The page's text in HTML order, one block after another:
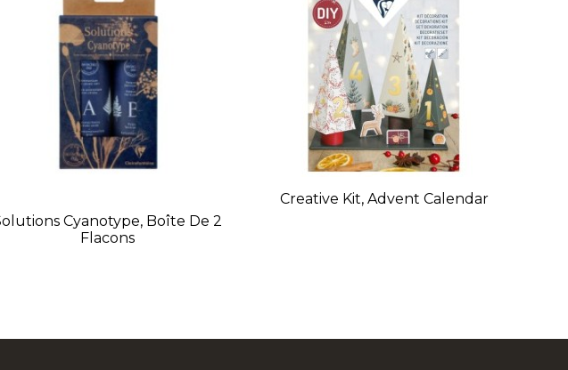
Cyanotype, Boîte De 2
Flacons
Creative Kit, Advent Calendar